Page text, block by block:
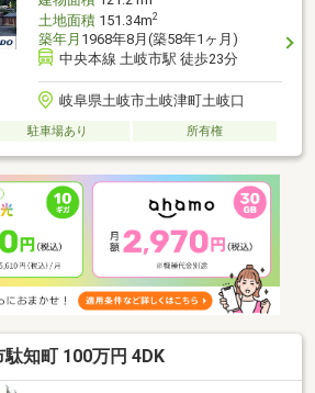
土地面積151.34m2
築年月 1968年8月(築58年1ヶ月)
中央本線 土岐市駅 徒歩23分
岐阜県土岐市土岐津町土岐口
駐車場あり 所有権
知町 100万円 4DK